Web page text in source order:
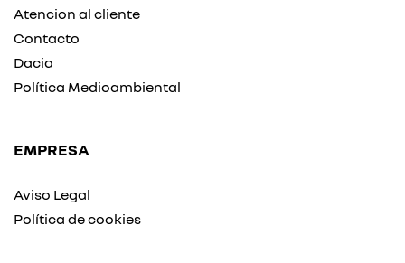
Atencion al cliente
Contacto
Dacia
Política Medioambiental
EMPRESA
Aviso Legal
Política de cookies